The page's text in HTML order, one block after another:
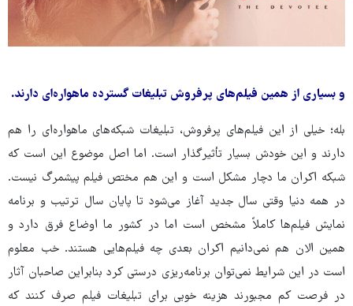
و بسیاری از همین فیلم‌های پرفروش تبلیغات گسترده ماهواره‌ای دارند.
بله؛ خیلی از این فیلم‌های پرفروش، تبلیغات شبکه‌های ماهواره‌ای را هم
دارند و این خودش بسیار تأثیرگذار است. اما اصل موضوع این است که
شبکه اکران ما دچار مشکل است و این هم مختص فیلم پیشمرگ نیست.
در همه دنیا وقتی سال جدید آغاز می‌شود تا پایان سال ترتیب و برنامه
نمایش فیلم‌ها کاملاً مشخص است اما در کشور ما اوضاع فرق دارد و
همین الان هم نمی‌دانیم اکران بعدی چه فیلم‌هایی هستند. خب معلوم
است در این شرایط نمی‌توان برنامه‌ریزی درستی کرد بنابراین صاحبان آثار
در فرصت کم مجبورند هزینه خوبی برای تبلیغات فیلم صرف کنند که